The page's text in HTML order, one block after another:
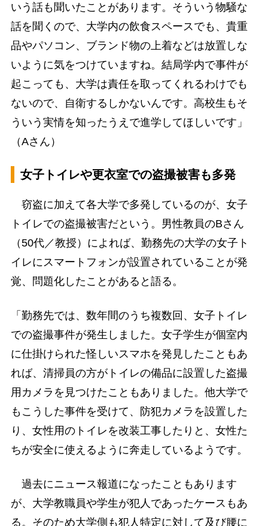
いう話も聞いたことがあります。そういう物騒な
話を聞くので、大学内の飲食スペースでも、貴重
品やパソコン、ブランド物の上着などは放置しな
いように気をつけていますね。結局学内で事件が
起こっても、大学は責任を取ってくれるわけでも
ないので、自衛するしかないんです。高校生もそ
ういう実情を知ったうえで進学してほしいです」
（Aさん）
女子トイレや更衣室での盗撮被害も多発
窃盗に加えて各大学で多発しているのが、女子
トイレでの盗撮被害だという。男性教員のBさん
（50代／教授）によれば、勤務先の大学の女子ト
イレにスマートフォンが設置されていることが発
覚、問題化したことがあると語る。
「勤務先では、数年間のうち複数回、女子トイレ
での盗撮事件が発生しました。女子学生が個室内
に仕掛けられた怪しいスマホを発見したこともあ
れば、清掃員の方がトイレの備品に設置した盗撮
用カメラを見つけたこともありました。他大学で
もこうした事件を受けて、防犯カメラを設置した
り、女性用のトイレを改装工事したりと、女性た
ちが安全に使えるように奔走しているようです。
過去にニュース報道になったこともあります
が、大学教職員や学生が犯人であったケースもあ
る。そのため大学側も犯人特定に対して及び腰に